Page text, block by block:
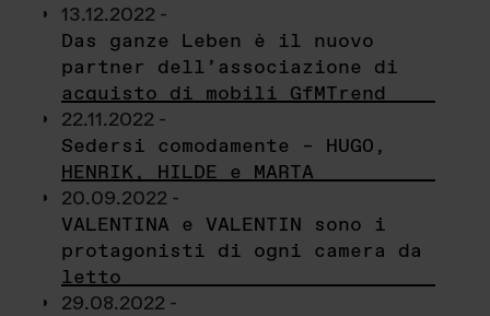
13.12.2022 -
Das ganze Leben è il nuovo
partner dell’associazione di
acquisto di mobili GfMTrend
22.11.2022 -
Sedersi comodamente – HUGO,
HENRIK, HILDE e MARTA
20.09.2022 -
VALENTINA e VALENTIN sono i
protagonisti di ogni camera da
letto
29.08.2022 -